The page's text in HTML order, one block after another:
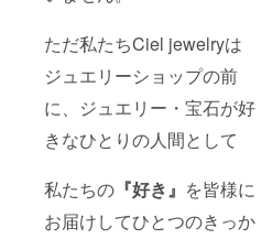
ただ私たちCiel jewelryは
ジュエリーショップの前
に、ジュエリー・宝石が好
きなひとりの人間として
私たちの 『好き』 を皆様に
お届けしてひとつのきっか